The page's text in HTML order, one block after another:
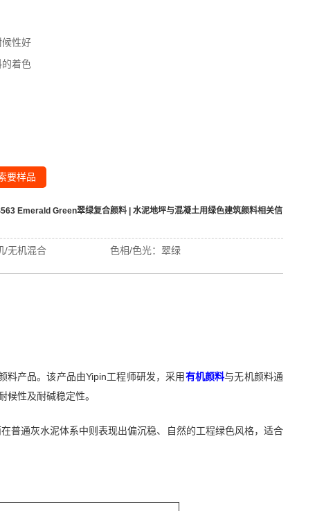
性好
着色
要样品
Emerald Green翠绿复合颜料 | 水泥地坪与混凝土用绿色建筑颜料相关信
/无机混合 色相/色光： 翠绿
产品。该产品由Yipin工程师研发，采用有机颜料与无机颜料通
性及耐碱稳定性。
普通灰水泥体系中则表现出偏沉稳、自然的工程绿色风格，适合